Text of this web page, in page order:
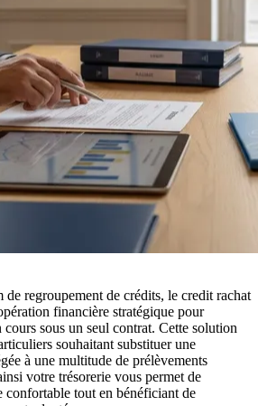
de regroupement de crédits, le credit rachat
financière stratégique pour
cours sous un seul contrat. Cette solution
souhaitant substituer une
à une multitude de prélèvements
votre trésorerie vous permet de
confortable tout en bénéficiant de